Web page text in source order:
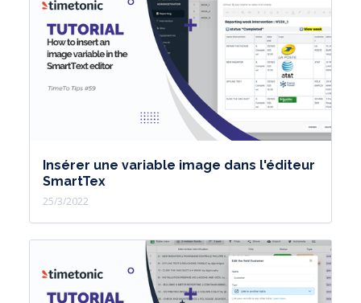
Insérer une variable image dans l'éditeur
SmartTex
25/3/2022